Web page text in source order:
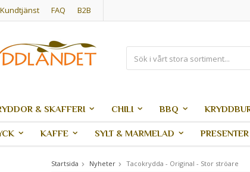
Kundtjänst FAQ B2B
& SKAFFERI CHILI BBQ
KAFFE SYLT & MARMELAD PRESENTER
Startsida Nyheter Tacokrydda - Original - Stor ströare